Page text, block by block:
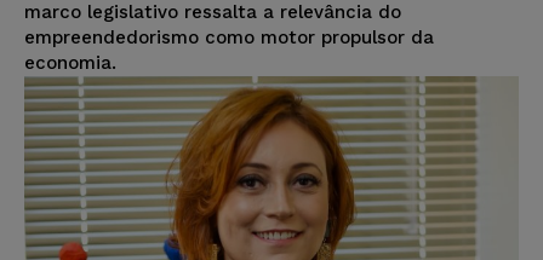
marco legislativo ressalta a relevância do
empreendedorismo como motor propulsor da
economia.